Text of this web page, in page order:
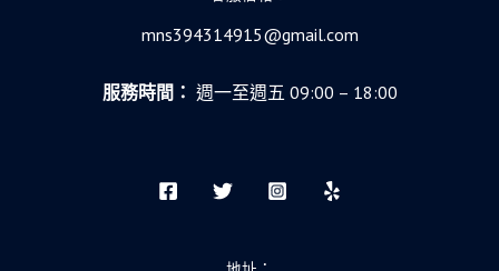
mns394314915@gmail.com
服務時間： 週一至週五 09:00 – 18:00